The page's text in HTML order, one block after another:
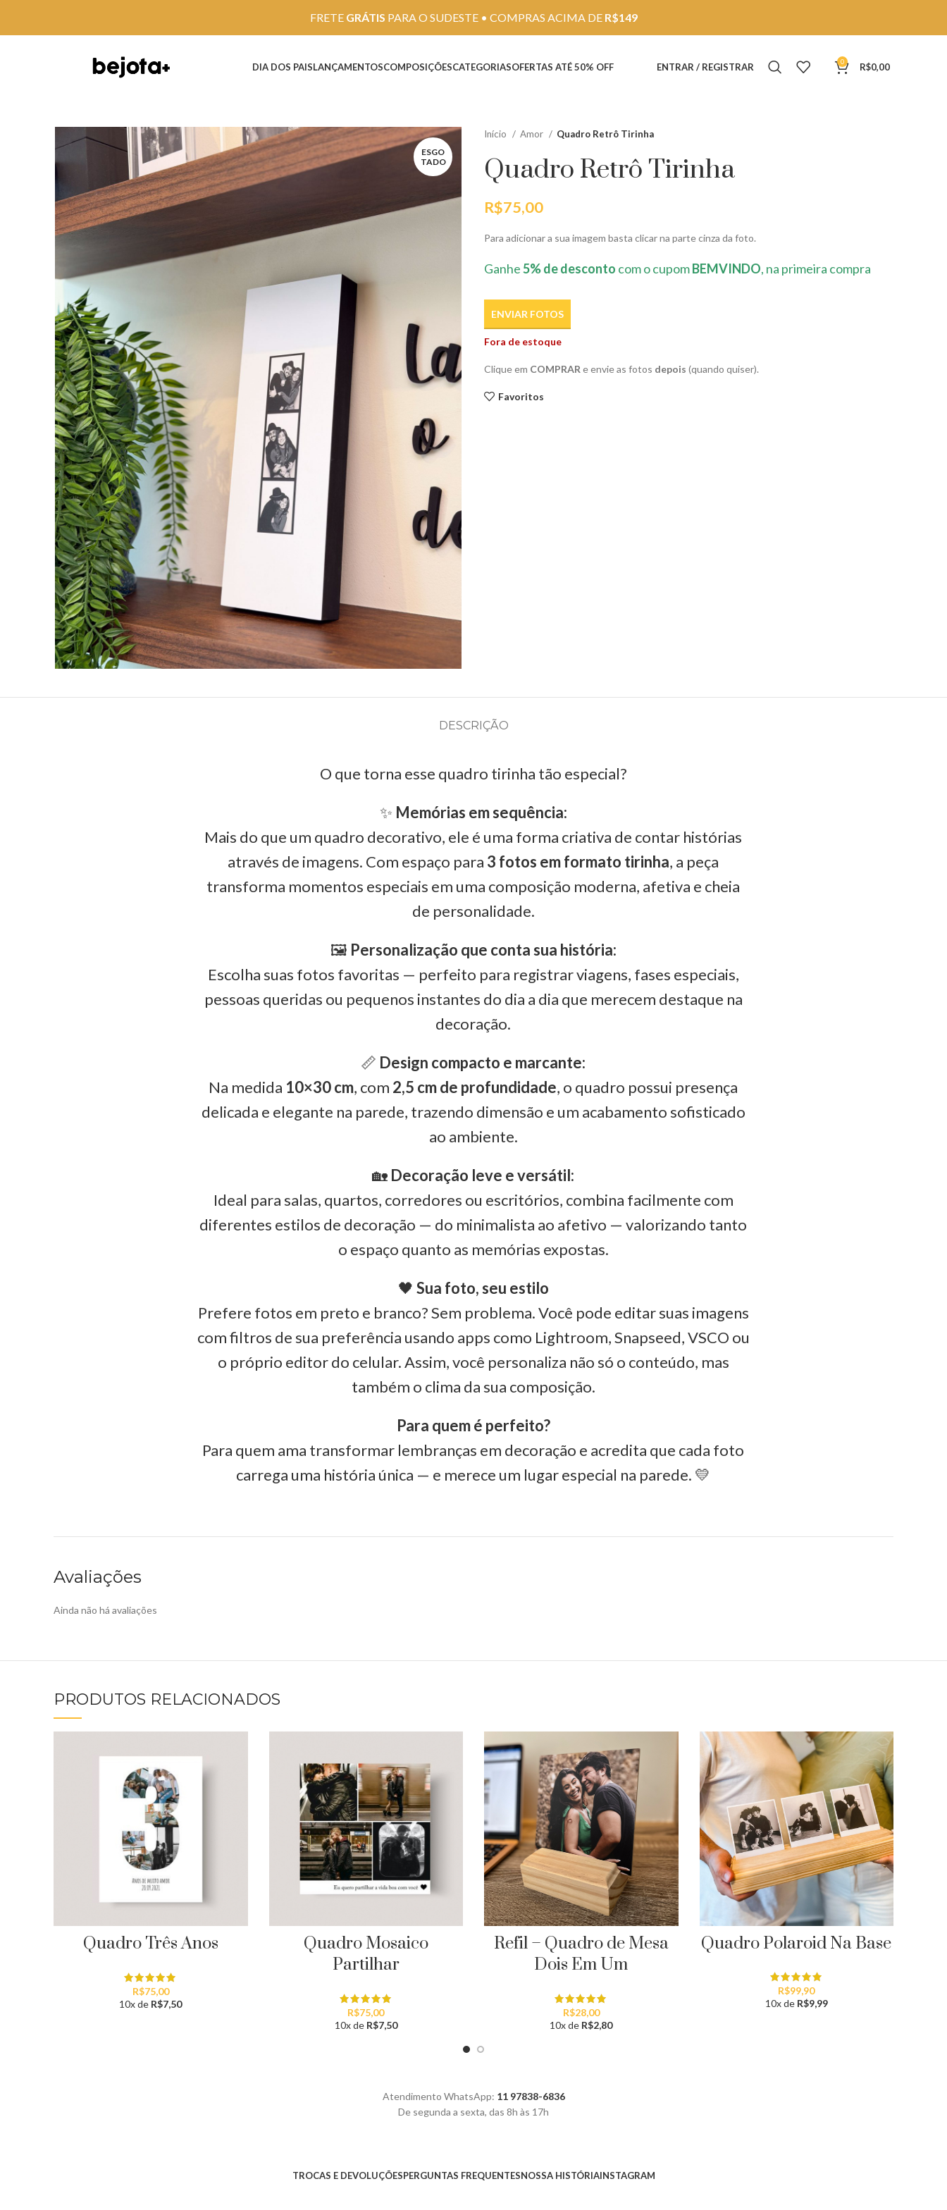
DIA DOS PAISLANÇAMENTOSCOMPOSIÇÕESCATEGORIASOFERTAS ATÉ 50% OFF ENTRAR / REGISTRAR 0 R$0,00
ESGO
TADO
Início Amor Quadro Retrô Tirinha
Quadro Retrô Tirinha
R$75,00
Para adicionar a sua imagem basta clicar na parte cinza da foto.
Ganhe5% de desconto com o cupomBEMVINDO, na primeira compra
ENVIAR FOTOS
Fora de estoque
Clique em COMPRAR e envie as fotos depois (quando quiser).
Favoritos
DESCRIÇÃO
O que torna esse quadro tirinha tão especial?
✨ Memórias em sequência:
Mais do que um quadro decorativo, ele é uma forma criativa de contar histórias
através de imagens. Com espaço para 3 fotos em formato tirinha, a peça
transforma momentos especiais em uma composição moderna, afetiva e cheia
de personalidade.
🖼️ Personalização que conta sua história:
Escolha suas fotos favoritas — perfeito para registrar viagens, fases especiais,
pessoas queridas ou pequenos instantes do dia a dia que merecem destaque na
decoração.
📏 Design compacto e marcante:
Na medida 10×30 cm, com 2,5 cm de profundidade, o quadro possui presença
delicada e elegante na parede, trazendo dimensão e um acabamento sofisticado
ao ambiente.
🏡 Decoração leve e versátil:
Ideal para salas, quartos, corredores ou escritórios, combina facilmente com
diferentes estilos de decoração — do minimalista ao afetivo — valorizando tanto
o espaço quanto as memórias expostas.
🖤 Sua foto, seu estilo
Prefere fotos em preto e branco? Sem problema. Você pode editar suas imagens
com filtros de sua preferência usando apps como Lightroom, Snapseed, VSCO ou
o próprio editor do celular. Assim, você personaliza não só o conteúdo, mas
também o clima da sua composição.
Para quem é perfeito?
Para quem ama transformar lembranças em decoração e acredita que cada foto
carrega uma história única — e merece um lugar especial na parede. 💛
Avaliações
Ainda não há avaliações
PRODUTOS RELACIONADOS
Quadro Três Anos
R$75,00
10x de R$7,50
Quadro Mosaico
Partilhar
R$75,00
10x de R$7,50
Refil – Quadro de Mesa
Dois Em Um
R$28,00
10x de R$2,80
Quadro Polaroid Na Base
R$99,90
10x de R$9,99
Atendimento WhatsApp: 11 97838-6836
De segunda a sexta, das 8h às 17h
TROCAS E DEVOLUÇÕESPERGUNTAS FREQUENTESNOSSA HISTÓRIAINSTAGRAM
FRETE GRÁTIS PARA O SUDESTE • COMPRAS ACIMA DE R$149